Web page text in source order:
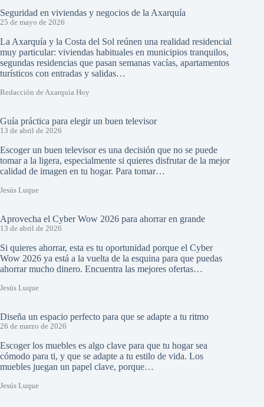
Seguridad en viviendas y negocios de la Axarquía
25 de mayo de 2026
La Axarquía y la Costa del Sol reúnen una realidad residencial
muy particular: viviendas habituales en municipios tranquilos,
segundas residencias que pasan semanas vacías, apartamentos
turísticos con entradas y salidas…
Redacción de Axarquía Hoy
Guía práctica para elegir un buen televisor
13 de abril de 2026
Escoger un buen televisor es una decisión que no se puede
tomar a la ligera, especialmente si quieres disfrutar de la mejor
calidad de imagen en tu hogar. Para tomar…
Jesús Luque
Aprovecha el Cyber Wow 2026 para ahorrar en grande
13 de abril de 2026
Si quieres ahorrar, esta es tu oportunidad porque el Cyber
Wow 2026 ya está a la vuelta de la esquina para que puedas
ahorrar mucho dinero. Encuentra las mejores ofertas…
Jesús Luque
Diseña un espacio perfecto para que se adapte a tu ritmo
26 de marzo de 2026
Escoger los muebles es algo clave para que tu hogar sea
cómodo para ti, y que se adapte a tu estilo de vida. Los
muebles juegan un papel clave, porque…
Jesús Luque